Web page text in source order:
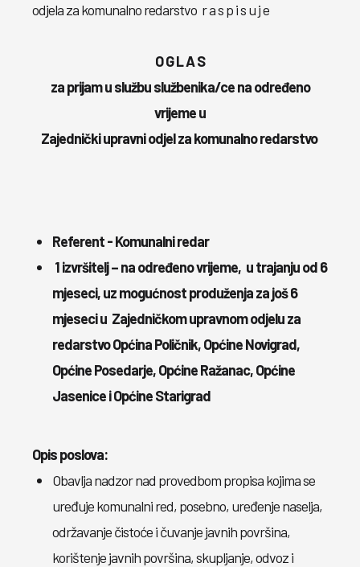
odjela za komunalno redarstvo r a s p i s u j e
O G L A S
za prijam u službu službenika/ce na određeno
vrijeme u
Zajednički upravni odjel za komunalno redarstvo
Referent - Komunalni redar
1 izvršitelj – na određeno vrijeme, u trajanju od 6
mjeseci, uz mogućnost produženja za još 6
mjeseci u Zajedničkom upravnom odjelu za
redarstvo Općina Poličnik, Općine Novigrad,
Općine Posedarje, Općine Ražanac, Općine
Jasenice i Općine Starigrad
Opis poslova:
Obavlja nadzor nad provedbom propisa kojima se
uređuje komunalni red, posebno, uređenje naselja,
održavanje čistoće i čuvanje javnih površina,
korištenje javnih površina, skupljanje, odvoz i